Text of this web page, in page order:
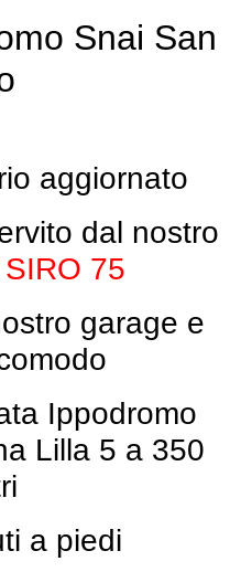
Snai San
aggiornato
dal nostro
75
garage e
Ippodromo
Lilla 5 a 350
a piedi